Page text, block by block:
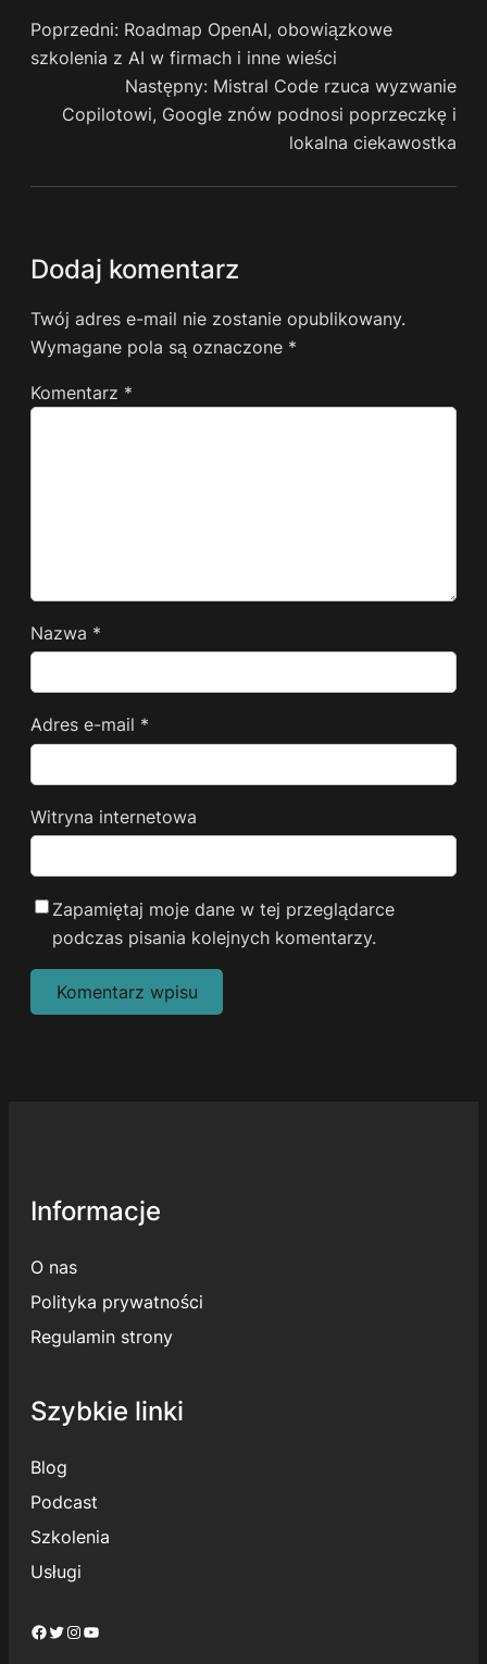
Poprzedni: Roadmap OpenAI, obowiązkowe
szkolenia z AI w firmach i inne wieści
Następny: Mistral Code rzuca wyzwanie
Copilotowi, Google znów podnosi poprzeczkę i
lokalna ciekawostka
Dodaj komentarz
Twój adres e-mail nie zostanie opublikowany.
Wymagane pola są oznaczone *
Komentarz *
Nazwa *
Adres e-mail *
Witryna internetowa
Zapamiętaj moje dane w tej przeglądarce
podczas pisania kolejnych komentarzy.
Informacje
O nas
Polityka prywatności
Regulamin strony
Szybkie linki
Blog
Podcast
Szkolenia
Usługi
Facebook Twitter Instagram YouTube